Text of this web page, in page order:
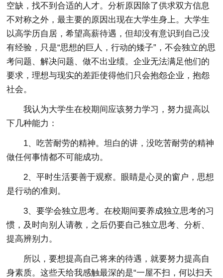
空缺，找不到合适的人才。分析原因除了供求双方信息
不对称之外，最主要的原因出现在大学生身上。大学生
以高学历自居，希望高薪待遇，但却没有意识到自己没
有经验，只是“思想的巨人，行动的矮子”，不会独立的思
考问题、解决问题、做不出业绩。企业无法满足他们的
要求，理想与现实的差距使得他们只会抱怨企业，抱怨
社会。
我认为大学生在校期间应该努力学习，努力提高以
下几种能力：
1、吃苦耐劳的精神。坦白的讲，没吃苦耐劳的精神
做任何事情都不可能成功。
2、平时生活要善于观察。眼睛是心灵的窗户，思想
是行动的准则。
3、要学会独立思考。在校期间要养成独立思考的习
惯，及时向别人请教，之后仍要自己独立思考、分析、
提高辨别力。
所以，要想提高自己将来的待遇，就要努力提高自
身素质。这些天给我感触最深的是“一屋不扫，何以扫天